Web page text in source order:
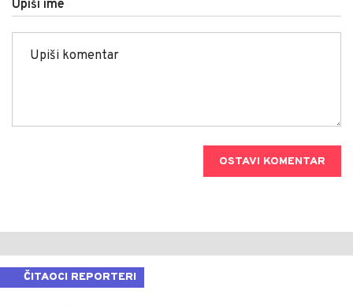
Upiši ime
OSTAVI KOMENTAR
ČITAOCI REPORTERI